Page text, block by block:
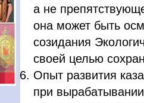
а не
она может быть
созидания
своей целью
Опыт развития
при